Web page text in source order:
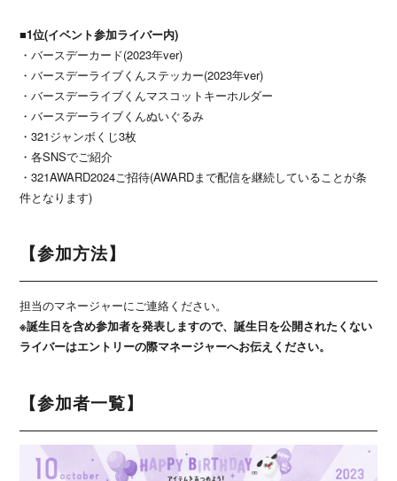
■1位(イベント参加ライバー内)
・バースデーカード(2023年ver)
・バースデーライブくんステッカー(2023年ver)
・バースデーライブくんマスコットキーホルダー
・バースデーライブくんぬいぐるみ
・321ジャンボくじ3枚
・各SNSでご紹介
・321AWARD2024ご招待(AWARDまで配信を継続していることが条
件となります)
【参加方法】
担当のマネージャーにご連絡ください。
※誕生日を含め参加者を発表しますので、誕生日を公開されたくない
ライバーはエントリーの際マネージャーへお伝えください。
【参加者一覧】